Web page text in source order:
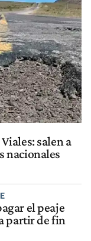
salen a
nacionales
el peaje
partir de fin